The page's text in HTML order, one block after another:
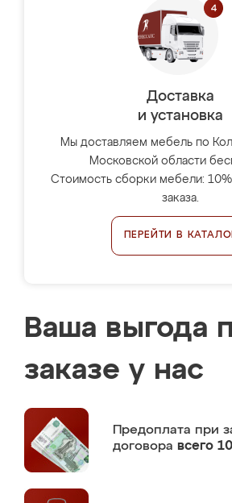
Доставка
и установка
Мы доставляем мебель по
Московской области
Стоимость сборки мебели:
заказа.
ПЕРЕЙТИ В
Ваша выгода
заказе у нас
Предоплата при
договора всего